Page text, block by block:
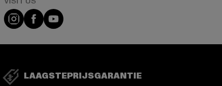
Visit our Instagram page:
Visit our Facebook page:
Visit our YouTube channel:
LAAGSTEPRIJSGARANTIE